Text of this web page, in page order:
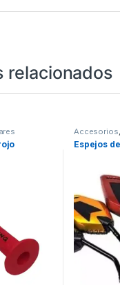
relacionados
Accesorios,
Espejos